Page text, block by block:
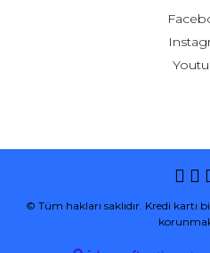
© Tüm hakları saklıdır. Kredi kartı